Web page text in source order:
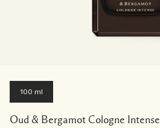
100 ml
Oud & Bergamot Cologne Intense